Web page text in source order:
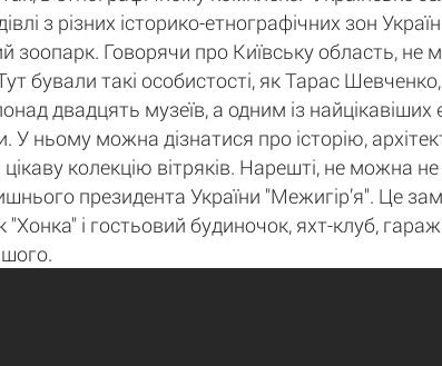
з різних історико-етнографічних зон
зоопарк. Говорячи про Київську область,
бували такі особистості, як Тарас
двадцять музеїв, а одним із
ньому можна дізнатися про історію,
колекцію вітряків. Нарешті, не можна
президента України "Межигір’я". Це
і гостьовий будиночок, яхт-клуб,